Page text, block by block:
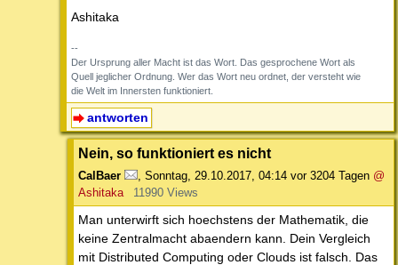
Ashitaka
--
Der Ursprung aller Macht ist das Wort. Das gesprochene Wort als
Quell jeglicher Ordnung. Wer das Wort neu ordnet, der versteht wie
die Welt im Innersten funktioniert.
antworten
Nein, so funktioniert es nicht
CalBaer Sonntag, 29.10.2017, 04:14 vor 3204 Tagen @
Ashitaka
11990 Views
Man unterwirft sich hoechstens der Mathematik, die
keine Zentralmacht abaendern kann. Dein Vergleich
mit Distributed Computing oder Clouds ist falsch. Das